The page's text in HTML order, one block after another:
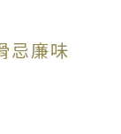
忌廉味